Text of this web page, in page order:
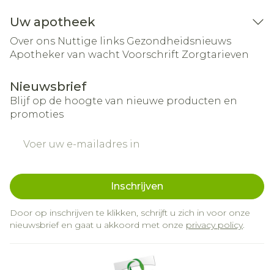
Uw apotheek
Over ons Nuttige links Gezondheidsnieuws
Apotheker van wacht Voorschrift Zorgtarieven
Nieuwsbrief
Blijf op de hoogte van nieuwe producten en
promoties
Inschrijven
Door op inschrijven te klikken, schrijft u zich in voor onze
nieuwsbrief en gaat u akkoord met onze privacy policy.